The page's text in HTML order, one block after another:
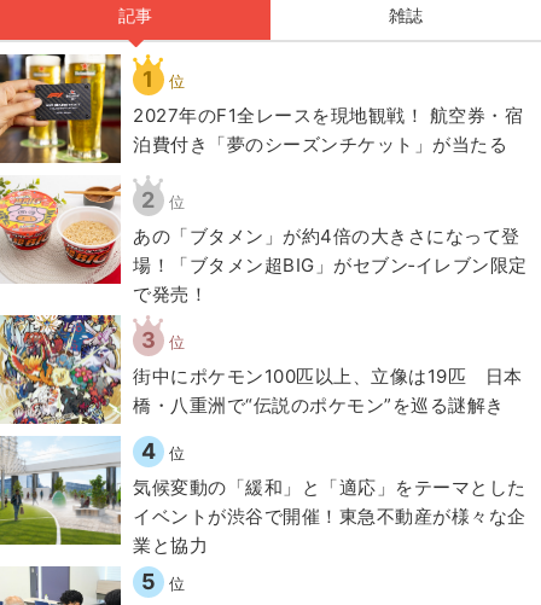
記事 雑誌
1 位
2027年のF1全レースを現地観戦！ 航空券・宿
泊費付き「夢のシーズンチケット」が当たる
2 位
あの「ブタメン」が約4倍の大きさになって登
場！「ブタメン超BIG」がセブン‐イレブン限定
で発売！
3 位
街中にポケモン100匹以上、立像は19匹 日本
橋・八重洲で“伝説のポケモン”を巡る謎解き
4 位
気候変動の「緩和」と「適応」をテーマとした
イベントが渋谷で開催！東急不動産が様々な企
業と協力
5 位